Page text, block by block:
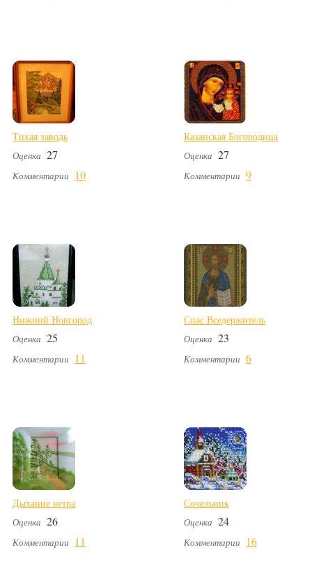
Тихая заводь
Оценка 27
Комментарии 10
Казанская Богородица
Оценка 27
Комментарии 9
Нижний Новгород
Оценка 25
Комментарии 11
Спас Вседержитель
Оценка 23
Комментарии 6
Дыхание ветра
Оценка 26
Комментарии 11
Сочельник
Оценка 24
Комментарии 16